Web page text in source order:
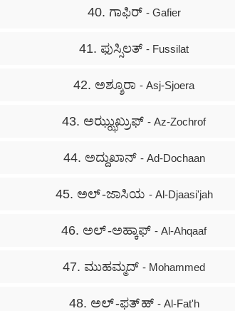
40. ಗಾಫಿರ್ - Gafier
41. ಫುಸ್ಸಿಲತ್ - Fussilat
42. ಅಶ್ಶೂರಾ - Asj-Sjoera
43. ಅಝ್ಝುಖ್ರುಫ್ - Az-Zochrof
44. ಅದ್ದುಖಾನ್ - Ad-Dochaan
45. ಅಲ್ -ಜಾಸಿಯ - Al-Djaasi'jah
46. ಅಲ್ -ಅಹ್ಕಾಫ್ - Al-Ahqaaf
47. ಮುಹಮ್ಮದ್ - Mohammed
48. ಅಲ್ -ಫತ್ ಹ್ - Al-Fat'h